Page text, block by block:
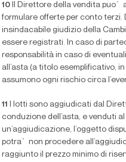
10
Il Direttore della vendita
formulare offerte per conto terzi.
insindacabile giudizio della
essere registrati. In caso di
responsabilità in caso di
all’asta (a titolo esemplificativo,
assumono ogni rischio circa
11
I lotti sono aggiudicati dal
conduzione dell’asta, e venduti
un’aggiudicazione, l’oggetto
potra` non procedere
raggiunto il prezzo minimo di